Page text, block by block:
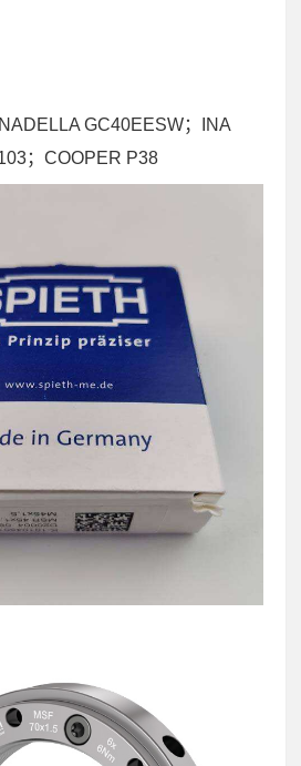
GC40EESW；INA
；COOPER P38